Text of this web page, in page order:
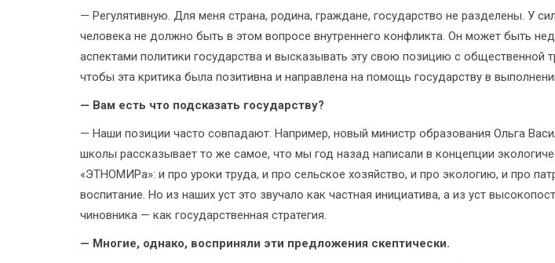
— Регулятивную. Для меня страна, родина, граждане, государство не разделены. У
человека не должно быть в этом вопросе внутреннего конфликта. Он может быть
аспектами политики государства и высказывать эту свою позицию с общественной
чтобы эта критика была позитивна и направлена на помощь государству в
— Вам есть что подсказать государству?
— Наши позиции часто совпадают. Например, новый министр образования Ольга
школы рассказывает то же самое, что мы год назад написали в концепции
«ЭТНОМИРа»: и про уроки труда, и про сельское хозяйство, и про экологию, и про
воспитание. Но из наших уст это звучало как частная инициатива, а из уст
чиновника — как государственная стратегия.
— Многие, однако, восприняли эти предложения скептически.